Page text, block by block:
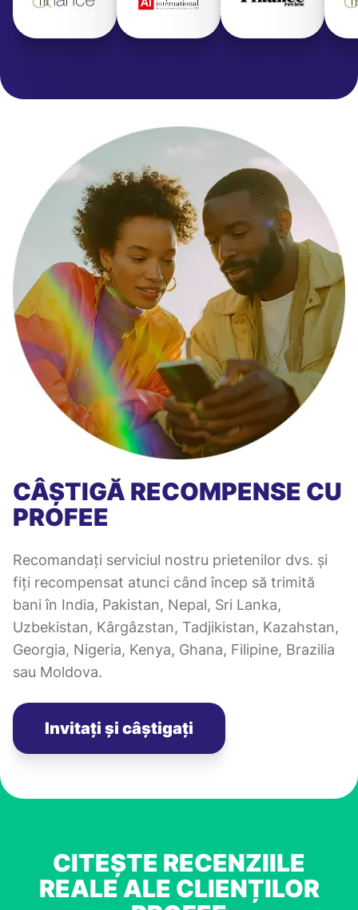
CÂȘTIGĂ RECOMPENSE CU
PROFEE
Recomandați serviciul nostru prietenilor dvs. și
fiți recompensat atunci când încep să trimită
bani în India, Pakistan, Nepal, Sri Lanka,
Uzbekistan, Kârgâzstan, Tadjikistan, Kazahstan,
Georgia, Nigeria, Kenya, Ghana, Filipine, Brazilia
sau Moldova.
Invitați și câștigați
CITEȘTE RECENZIILE
REALE ALE CLIENȚILOR